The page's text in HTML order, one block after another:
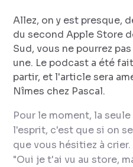
Allez, on y est presque,
du second Apple Store
Sud, vous ne pourrez
une. Le podcast a été
partir, et l'article sera
Nîmes chez Pascal.
Pour le moment, la
l'esprit, c'est que si on
que vous hésitiez à
"Oui je t'ai vu au store,